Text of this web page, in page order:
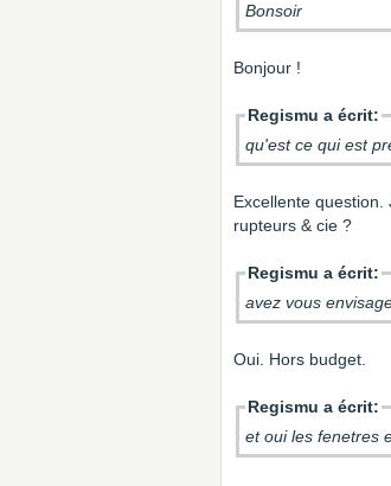
Bonsoir
Bonjour !
Regismu a écrit:
qu'est ce qui est
Excellente
rupteurs & cie ?
Regismu a écrit:
avez vous
Oui. Hors budget.
Regismu a écrit: